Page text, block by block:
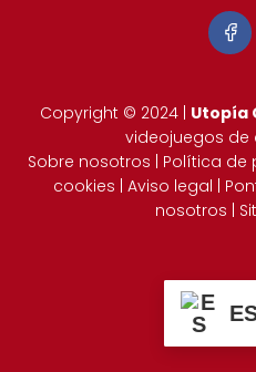
Copyright © 2024 | Utopía
videojuegos de
Sobre nosotros | Política de
cookies | Aviso legal |
nosotros |